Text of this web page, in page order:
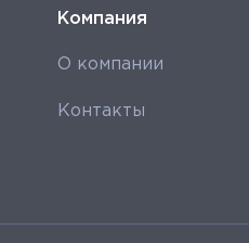
Компания
О компании
Контакты